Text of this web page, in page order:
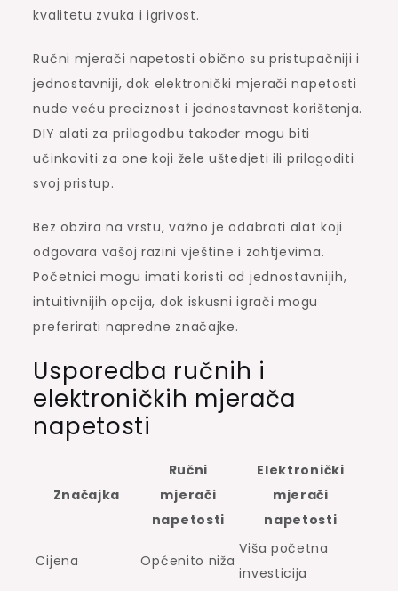
kvalitetu zvuka i igrivost.
Ručni mjerači napetosti obično su pristupačniji i
jednostavniji, dok elektronički mjerači napetosti
nude veću preciznost i jednostavnost korištenja.
DIY alati za prilagodbu također mogu biti
učinkoviti za one koji žele uštedjeti ili prilagoditi
svoj pristup.
Bez obzira na vrstu, važno je odabrati alat koji
odgovara vašoj razini vještine i zahtjevima.
Početnici mogu imati koristi od jednostavnijih,
intuitivnijih opcija, dok iskusni igrači mogu
preferirati napredne značajke.
Usporedba ručnih i
elektroničkih mjerača
napetosti
Značajka
Ručni
mjerači
napetosti
Elektronički
mjerači
napetosti
Cijena Općenito niža
Viša početna
investicija